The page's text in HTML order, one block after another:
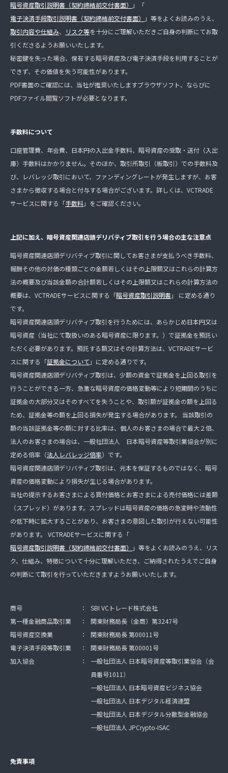
暗号資産取引説明書（契約締結前交付書面）
」「
電子決済手段取引説明書（契約締結前交付書面）
」等をよくお読みのうえ、
取引内容や仕組み、 リスク等を十分にご理解いただきご自身の判断にてお取
引くださるようお願いいたします。
秘密鍵を失った場合、保有する暗号資産及び電子決済手段を利用することが
できず、その価値を失う可能性があります。
PDF書面のご確認には、当社が推奨いたしますブラウザソフト、ならびに
PDFファイル閲覧ソフトが必要となります。
手数料について
口座管理費、年会費、日本円の入出金手数料、暗号資産の受取・送付（入出
庫）手数料はかかりません。そのほか、取引所取引（板取引）での手数料及
び、レバレッジ取引において、ファンディングレートが発生しますが、お客
さまから徴収する場合と付与する場合がございます。詳しくは、VCTRADE
サービスに関する「手数料」をご確認ください。
上記に加え、暗号資産関連店頭デリバティブ取引を行う場合の主な注意点
暗号資産関連店頭デリバティブ取引に関してお客さまが支払うべき手数料、
報酬その他の対価の種類ごとの金額若しくはその上限額又はこれらの計算方
法の概要及び当該金額の合計額若しくはその上限額又はこれらの計算方法の
概要は、VCTRADEサービスに関する「暗号資産取引説明書」 に定める通り
です。
暗号資産関連店頭デリバティブ取引を行うためには、あらかじめ日本円又は
暗号資産（当社にて取扱いのある暗号資産に限ります。）で証拠金を預託い
ただく必要があります。預託する額又はその計算方法は、VCTRADEサービ
スに関する「証拠金について 」に定める通りです。
暗号資産関連店頭デリバティブ取引は、少額の資金で証拠金を上回る取引を
行うことができる一方、急激な暗号資産の価格変動等により短期間のうちに
証拠金の大部分又はそのすべてを失うことや、取引額が証拠金の額を上回る
ため、証拠金等の額を上回る損失が発生する場合があります。 当該取引の
額の当該証拠金等の額に対する比率は、個人のお客さまの場合で最大２倍、
法人のお客さまの場合は、一般社団法人 日本暗号資産等取引業協会が別に
定める倍率（法人レバレッジ倍率）です。
暗号資産関連店頭デリバティブ取引は、元本を保証するものではなく、暗号
資産の価格変動により損失が生じる場合があります。
当社の提示するお客さまによる買付価格とお客さまによる売付価格には差額
（スプレッド）があります。スプレッドは暗号資産の価格の急変時や流動性
の低下時に拡大することがあり、お客さまの意図した取引が行えない可能性
があります。 VCTRADEサービスに関する「
暗号資産取引説明書（契約締結前交付書面）
」等をよくお読みのうえ、リス
ク、仕組み、特徴について十分に理解いただき、ご納得されたうえでご自身
の判断にて取引を行っていただきますようお願いいたします。
商号 ：
SBI VCトレード株式会社
第一種金融商品取引業
：
関東財務局長（金商）第3247号
暗号資産交換業
：
関東財務局長 第00011号
電子決済手段等取引業
：
関東財務局長 第00001号
加入協会
：
一般社団法人 日本暗号資産等取引業協会（会
員番号1011）
一般社団法人 日本暗号資産ビジネス協会
一般社団法人 日本デジタル経済連盟
一般社団法人 日本デジタル分散型金融協会
一般社団法人 JPCrypto-ISAC
免責事項